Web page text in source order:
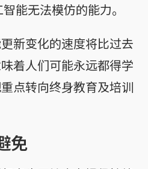
能无法模仿的能力。
新变化的速度将比过去
着人们可能永远都得学
点转向终身教育及培训
免